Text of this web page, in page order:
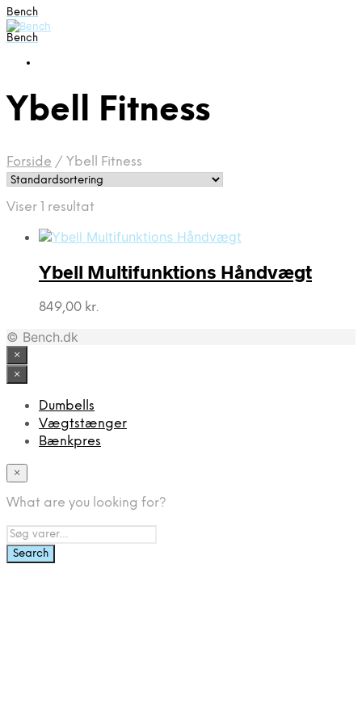
Bench
Bench
Ybell Fitness
Forside / Ybell Fitness
Viser 1 resultat
Ybell Multifunktions Håndvægt
849,00 kr.
© Bench.dk
×
×
Dumbells
Vægtstænger
Bænkpres
×
What are you looking for?